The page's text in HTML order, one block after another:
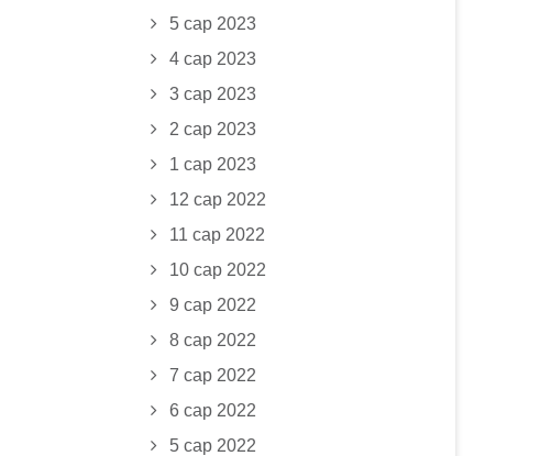
5 сар 2023
4 сар 2023
3 сар 2023
2 сар 2023
1 сар 2023
12 сар 2022
11 сар 2022
10 сар 2022
9 сар 2022
8 сар 2022
7 сар 2022
6 сар 2022
5 сар 2022